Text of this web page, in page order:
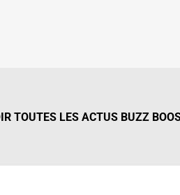
TOUTES LES ACTUS BUZZ